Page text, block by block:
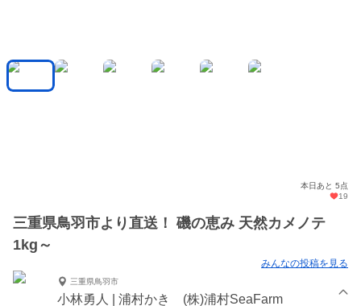
本日あと 5点
19
三重県鳥羽市より直送！ 磯の恵み 天然カメノテ
1kg～
みんなの投稿を見る
三重県鳥羽市
小林勇人 | 浦村かき (株)浦村SeaFarm